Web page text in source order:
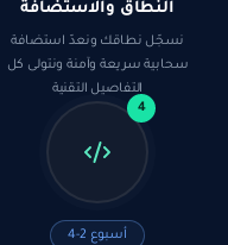
النطاق والاستضافة
نسجّل نطاقك ونعدّ استضافة
سحابية سريعة وآمنة ونتولى كل
التفاصيل التقنية
4
أسبوع 2-4